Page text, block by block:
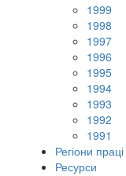
1999
1998
1997
1996
1995
1994
1993
1992
1991
Регіони праці
Ресурси